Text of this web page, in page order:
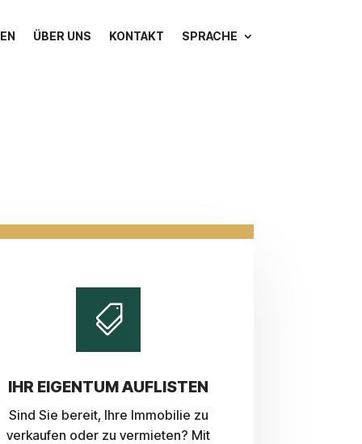
ÜBER UNS KONTAKT SPRACHE

IHR EIGENTUM AUFLISTEN
Sind Sie bereit, Ihre Immobilie zu
verkaufen oder zu vermieten? Mit